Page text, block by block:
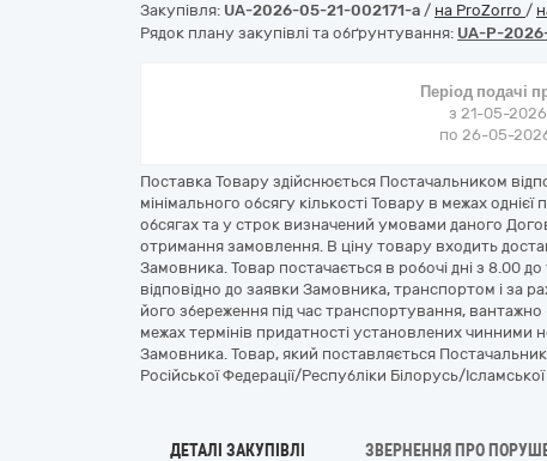
Закупівля: UA-2026-05-21-002171-a / на ProZorro /
Рядок плану закупівлі та обґрунтування: UA-P-
Період подачі
з 21-05-
по 26-05-
Поставка Товару здійснюється Постачальником
мінімального обсягу кількості Товару в межах
обсягах та у строк визначений умовами даного
отримання замовлення. В ціну товару входить
Замовника. Товар постачається в робочі дні з 8.00
відповідно до заявки Замовника, транспортом і за
його збереження під час транспортування,
межах термінів придатності установлених
Замовника. Товар, який поставляється
Російської Федерації/Республіки Білорусь/
ДЕТАЛІ ЗАКУПІВЛІ ЗВЕРНЕННЯ ПРО